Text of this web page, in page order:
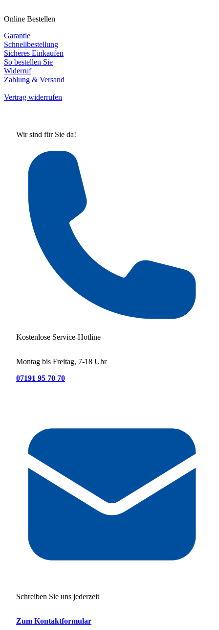
Online Bestellen
Garantie
Schnellbestellung
Sicheres Einkaufen
So bestellen Sie
Widerruf
Zahlung & Versand
Vertrag widerrufen
Wir sind für Sie da!
Kostenlose Service-Hotline
Montag bis Freitag, 7-18 Uhr
07191 95 70 70
Schreiben Sie uns jederzeit
Zum Kontaktformular